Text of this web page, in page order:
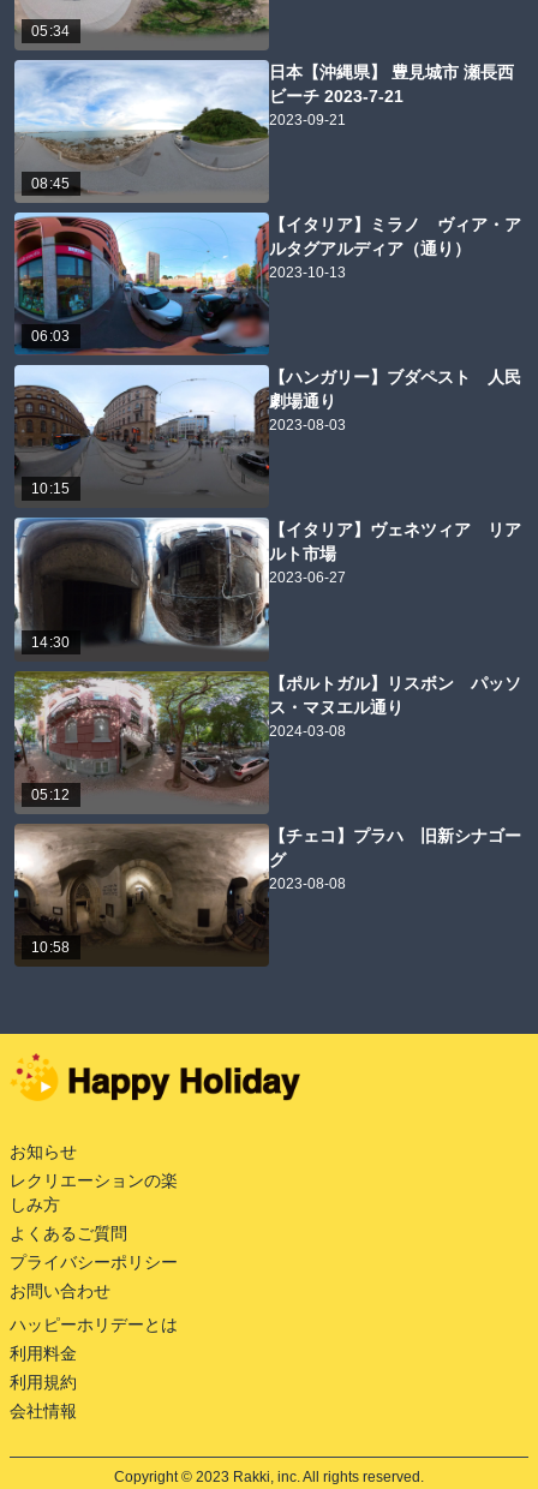
05:34
08:45
日本【沖縄県】 豊見城市 瀬長西
ビーチ 2023-7-21
2023-09-21
06:03
【イタリア】ミラノ ヴィア・ア
ルタグアルディア（通り）
2023-10-13
10:15
【ハンガリー】ブダペスト 人民
劇場通り
2023-08-03
14:30
【イタリア】ヴェネツィア リア
ルト市場
2023-06-27
05:12
【ポルトガル】リスボン パッソ
ス・マヌエル通り
2024-03-08
10:58
【チェコ】プラハ 旧新シナゴー
グ
2023-08-08
お知らせ
レクリエーションの楽
しみ方
よくあるご質問
プライバシーポリシー
お問い合わせ
ハッピーホリデーとは
利用料金
利用規約
会社情報
Copyright © 2023 Rakki, inc. All rights reserved.